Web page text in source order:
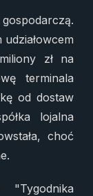
zł na
terminala
od dostaw
lojalna
choć
"Tygodnika